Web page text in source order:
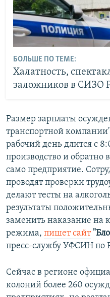
БОЛЬШЕ ПО ТЕМЕ:
Халатность,
заложников в СИЗО
Размер зарплаты
транспортной
рабочий день длится с
производство и обратно
само предприятие.
проводят проверки
делают тесты на
результаты
заменить наказание на
режима, пишет сайт
пресс-службу УФСИН по
Сейчас в регионе
колоний более 260